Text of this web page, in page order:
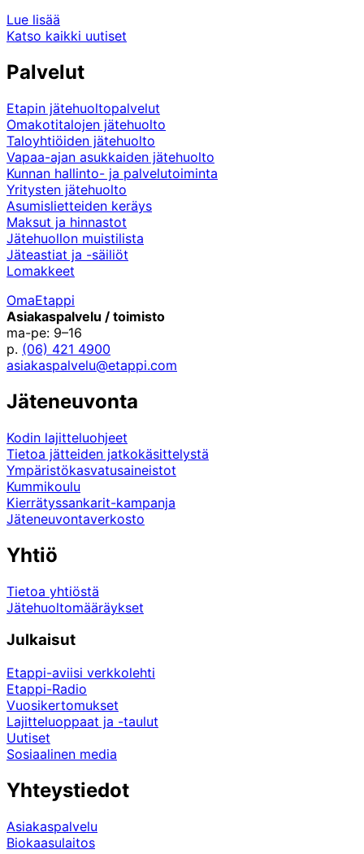
Lue lisää
Katso kaikki uutiset
Palvelut
Etapin jätehuoltopalvelut
Omakotitalojen jätehuolto
Taloyhtiöiden jätehuolto
Vapaa-ajan asukkaiden jätehuolto
Kunnan hallinto- ja palvelutoiminta
Yritysten jätehuolto
Asumislietteiden keräys
Maksut ja hinnastot
Jätehuollon muistilista
Jäteastiat ja -säiliöt
Lomakkeet
OmaEtappi
Asiakaspalvelu / toimisto
ma-pe: 9–16
p. (06) 421 4900
asiakaspalvelu@etappi.com
Jäteneuvonta
Kodin lajitteluohjeet
Tietoa jätteiden jatkokäsittelystä
Ympäristökasvatusaineistot
Kummikoulu
Kierrätyssankarit-kampanja
Jäteneuvontaverkosto
Yhtiö
Tietoa yhtiöstä
Jätehuoltomääräykset
Julkaisut
Etappi-aviisi verkkolehti
Etappi-Radio
Vuosikertomukset
Lajitteluoppaat ja -taulut
Uutiset
Sosiaalinen media
Yhteystiedot
Asiakaspalvelu
Biokaasulaitos